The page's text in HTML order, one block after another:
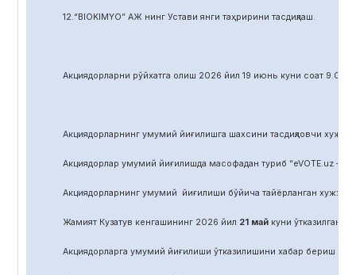
12.“BIOKIMYO” АЖ нинг Устави янги таҳририни тасдиқлаш.
Акциядорларни рўйхатга олиш 2026 йил 19 июнь куни соат 9.00
Акциядорларнинг умумий йиғилишга шахсини тасдиқловчи
Акциядорлар умумий йиғилишда масофадан туриб “eVOTE.uz –
Акциядорларнинг умумий йиғилиши бўйича тайёрланган
Жамият Кузатув кенгашининг 2026 йил 21 майкуни ўтказилган
Акциядорларга умумий йиғилиши ўтказилишини хабар бериш